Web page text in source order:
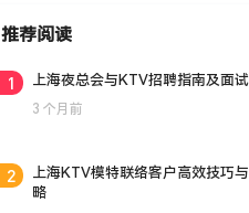
推荐阅读
1 上海夜总会与KTV招聘指南及面
3 个月前
2
上海KTV模特联络客户高效技巧
略